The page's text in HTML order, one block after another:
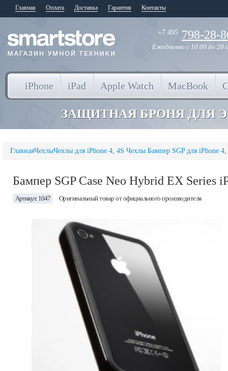
Главная Оплата Доставка Гарантия Контакты
+7 495 798-28-
Ежедневно с 10.00 до
iPhone iPad Apple Watch MacBook
ЗАЩИТНАЯ БРОНЯ ДЛЯ
ГлавнаяЧехлыЧехлы для iPhone 4, 4S Чехлы Бампер SGP для iPhone 4,
Бампер SGP Case Neo Hybrid EX Series
Артикул: 1047 Оригинальный товар от официального производителя